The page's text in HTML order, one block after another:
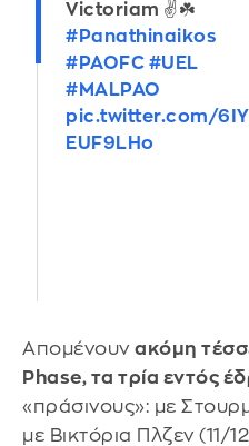
Victoriam ✌️☘️
#Panathinaikos
#PAOFC #UEL
#MALPAO
pic.twitter.com/6IY
EUF9LHo
Απομένουν ακόμη
Phase, τα τρία εντός
«πράσινους»: με
με Βικτόρια Πλζεν (11/